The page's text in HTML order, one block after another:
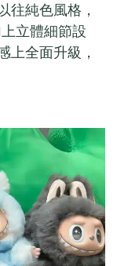
往純色風格，
立體細節設
上全面升級，